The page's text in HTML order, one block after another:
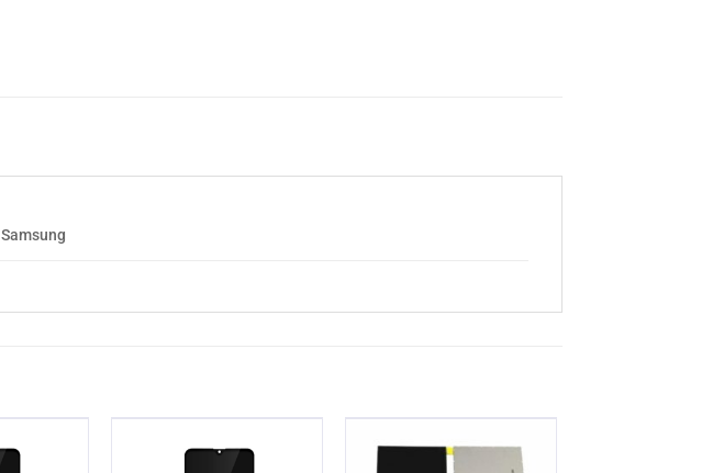
Samsung